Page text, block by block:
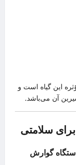
این گیاه است و
آن می‌باشد.
سلامتی